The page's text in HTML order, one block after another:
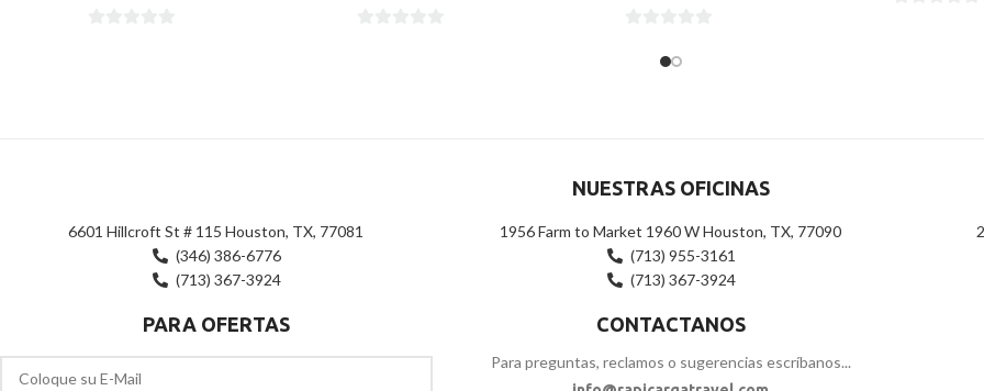
NUESTRAS OFICINAS
6601 Hillcroft St # 115 Houston, TX, 77081
(346) 386-6776
(713) 367-3924
1956 Farm to Market 1960 W Houston, TX, 77090
(713) 955-3161
(713) 367-3924
PARA OFERTAS CONTACTANOS
Para preguntas, reclamos o sugerencias escríbanos...